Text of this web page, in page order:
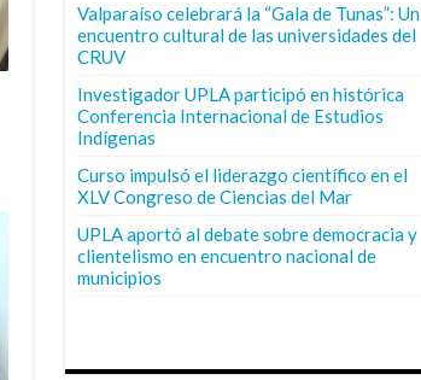
Valparaíso celebrará la “Gala de Tunas”: Un
encuentro cultural de las universidades del
CRUV
Investigador UPLA participó en histórica
Conferencia Internacional de Estudios
Indígenas
Curso impulsó el liderazgo científico en el
XLV Congreso de Ciencias del Mar
UPLA aportó al debate sobre democracia y
clientelismo en encuentro nacional de
municipios